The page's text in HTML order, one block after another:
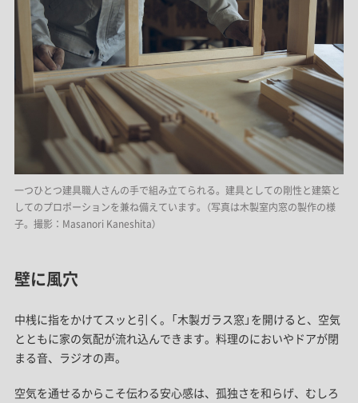
一つひとつ建具職人さんの手で組み立てられる。建具としての剛性と建築と
してのプロポーションを兼ね備えています。（写真は木製室内窓の製作の様
子。撮影：Masanori Kaneshita）
壁に風穴
中桟に指をかけてスッと引く。「木製ガラス窓」を開けると、空気
とともに家の気配が流れ込んできます。料理のにおいやドアが閉
まる音、ラジオの声。
空気を通せるからこそ伝わる安心感は、孤独さを和らげ、むしろ